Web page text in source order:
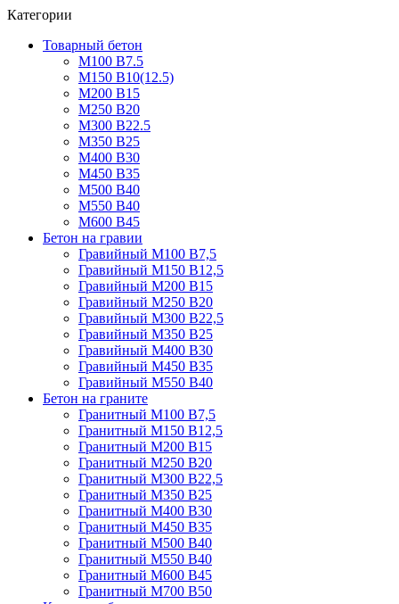
Категории
Товарный бетон
М100 В7.5
М150 В10(12.5)
М200 В15
М250 В20
М300 В22.5
М350 В25
М400 В30
М450 В35
М500 В40
М550 В40
М600 В45
Бетон на гравии
Гравийный М100 В7,5
Гравийный М150 В12,5
Гравийный М200 В15
Гравийный М250 В20
Гравийный М300 В22,5
Гравийный М350 В25
Гравийный М400 В30
Гравийный М450 В35
Гравийный М550 В40
Бетон на граните
Гранитный М100 В7,5
Гранитный М150 В12,5
Гранитный М200 В15
Гранитный М250 В20
Гранитный М300 В22,5
Гранитный М350 В25
Гранитный М400 В30
Гранитный М450 В35
Гранитный М500 В40
Гранитный М550 В40
Гранитный М600 В45
Гранитный М700 В50